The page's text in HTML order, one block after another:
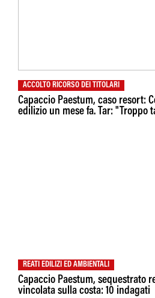
ACCOLTO RICORSO DEI TITOLARI
Capaccio Paestum, caso resort:
edilizio un mese fa. Tar: "Troppo
REATI EDILIZI ED AMBIENTALI
Capaccio Paestum, sequestrato
vincolata sulla costa: 10 indagati